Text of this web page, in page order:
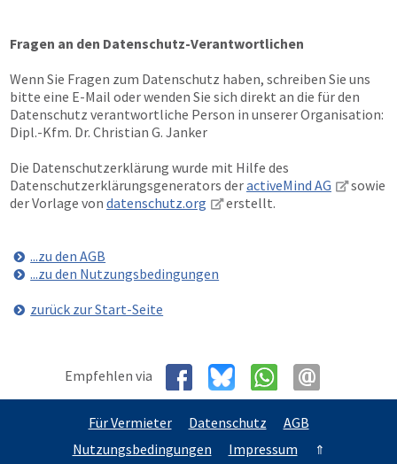
Fragen an den Datenschutz-Verantwortlichen
Wenn Sie Fragen zum Datenschutz haben, schreiben Sie uns
bitte eine E-Mail oder wenden Sie sich direkt an die für den
Datenschutz verantwortliche Person in unserer Organisation:
Dipl.-Kfm. Dr. Christian G. Janker
Die Datenschutzerklärung wurde mit Hilfe des
Datenschutzerklärungsgenerators deractiveMind AG
sowie
der Vorlage von datenschutz.org erstellt.
...zu den AGB
...zu den Nutzungsbedingungen
zurück zur Start-Seite
Empfehlen via
Für Vermieter Datenschutz
AGB
Nutzungsbedingungen
Impressum ⇑